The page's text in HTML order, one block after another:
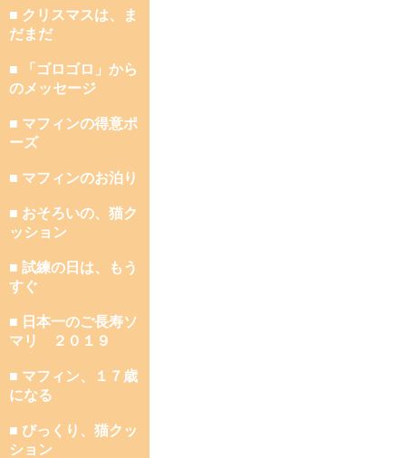
■ クリスマスは、ま
だまだ
■ 「ゴロゴロ」から
のメッセージ
■ マフィンの得意ポ
ーズ
■ マフィンのお泊り
■ おそろいの、猫ク
ッション
■ 試練の日は、もう
すぐ
■ 日本一のご長寿ソ
マリ ２０１９
■ マフィン、１７歳
になる
■ びっくり、猫クッ
ション